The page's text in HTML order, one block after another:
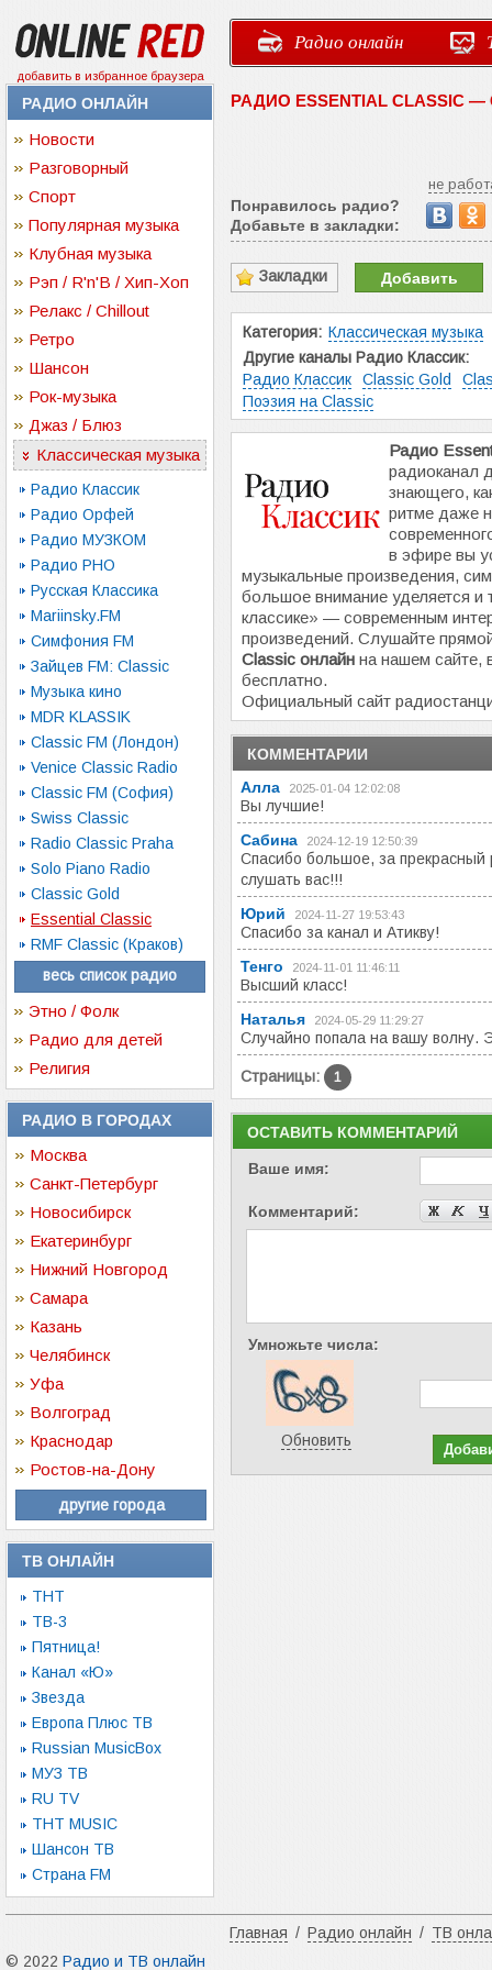
добавить в избранное браузера
Радио онлайн
РАДИО ОНЛАЙН
Новости
Разговорный
Спорт
Популярная музыка
Клубная музыка
Рэп / R'n'B / Хип-Хоп
Релакс / Chillout
Ретро
Шансон
Рок-музыка
Джаз / Блюз
Классическая музыка
Радио Классик
Радио Орфей
Радио МУЗКОМ
Радио РНО
Русская Классика
Mariinsky.FM
Симфония FM
Зайцев FM: Classic
Музыка кино
MDR KLASSIK
Classic FM (Лондон)
Venice Classic Radio
Classic FM (София)
Swiss Classic
Radio Classic Praha
Solo Piano Radio
Classic Gold
Essential Classic
RMF Classic (Краков)
весь список радио
Этно / Фолк
Радио для детей
Религия
РАДИО В ГОРОДАХ
Москва
Санкт-Петербург
Новосибирск
Екатеринбург
Нижний Новгород
Самара
Казань
Челябинск
Уфа
Волгоград
Краснодар
Ростов-на-Дону
другие города
ТВ ОНЛАЙН
ТНТ
ТВ-3
Пятница!
Канал «Ю»
Звезда
Европа Плюс ТВ
Russian MusicBox
МУЗ ТВ
RU TV
ТНТ MUSIC
Шансон ТВ
Страна FM
РАДИО ESSENTIAL CLASSIC
не
Понравилось радио?
Добавьте в закладки:
Закладки Добавить
Категория: Классическая музыка
Другие каналы Радио Классик:
Радио Классик
Classic Gold
Поэзия на Classic
Радио
радиоканал
знающего,
ритме даже
в эфире вы
музыкальные произведения,
большое внимание уделяется и
классике» — современным
произведений. Слушайте
Classic онлайн на нашем сайте,
бесплатно.
Официальный сайт
КОММЕНТАРИИ
Алла
2025-01-04 12:02:08
Вы лучшие!
Сабина
2024-12-19 12:50:39
Спасибо большое, за
слушать вас!!!
Юрий
2024-11-27 19:53:43
Спасибо за канал и Атикву!
Тенго
2024-11-01 11:46:11
Высший класс!
Наталья
2024-05-29 11:29:27
Случайно попала на вашу волну.
Страницы: 1
ОСТАВИТЬ КОММЕНТАРИЙ
Ваше имя:
Комментарий:
Умножьте числа:
Обновить
Главная / Радио онлайн / ТВ
© 2022 Радио и ТВ онлайн